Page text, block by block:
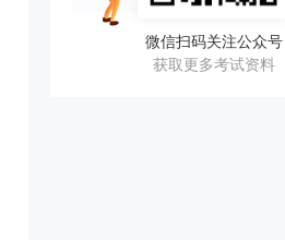
微信扫码关注公众号
获取更多考试资料